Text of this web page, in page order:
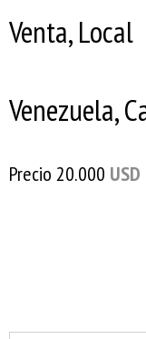
Venta, Local
Venezuela,
Precio 20.000 USD